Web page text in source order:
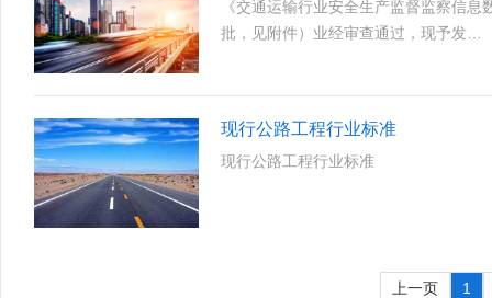
《交通运输行业安全生产监督监察信
批，见附件）业经审查通过，现予发…
现行公路工程行业标准
现行公路工程行业标准
上一页 1